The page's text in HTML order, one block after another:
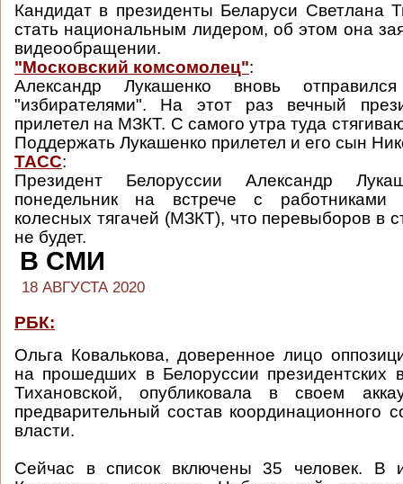
Кандидат в президенты Беларуси Светлана
стать национальным лидером, об этом она
видеообращении.
"Московский комсомолец":
Александр Лукашенко вновь
"избирателями". На этот раз вечный
прилетел на МЗКТ. С самого утра туда
Поддержать Лукашенко прилетел и его сын
ТАСС:
Президент Белоруссии Александр
понедельник на встрече с работниками
колесных тягачей (МЗКТ), что перевыборов в
не будет.
В СМИ
18 АВГУСТА 2020
РБК:
Ольга Ковалькова, доверенное лицо
на прошедших в Белоруссии президентских
Тихановской, опубликовала в своем
предварительный состав координационного
власти.
Сейчас в список включены 35 человек.